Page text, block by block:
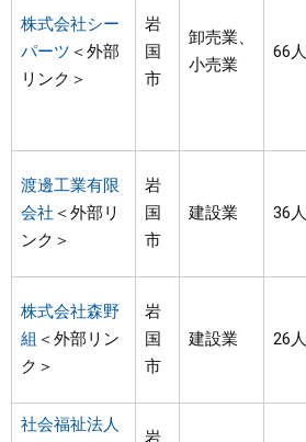
株式会社シー
パーツ ＜外部
リンク＞
岩
国
市
卸売業、
小売業
66人
渡邊工業有限
会社 ＜外部リ
ンク＞
岩
国
市
建設業 36人
株式会社森野
組 ＜外部リン
ク＞
岩
国
市
建設業 26人
社会福祉法人
岩